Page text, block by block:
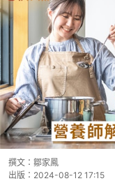
撰文： 鄒家鳳
出版： 2024-08-12 17:15